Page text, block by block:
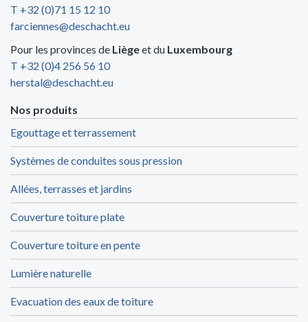
T +32 (0)71 15 12 10
farciennes@deschacht.eu
Pour les provinces de Liègeet du Luxembourg
T +32 (0)4 256 56 10
herstal@deschacht.eu
Nos produits
Egouttage et terrassement
Systèmes de conduites sous pression
Allées, terrasses et jardins
Couverture toiture plate
Couverture toiture en pente
Lumière naturelle
Evacuation des eaux de toiture